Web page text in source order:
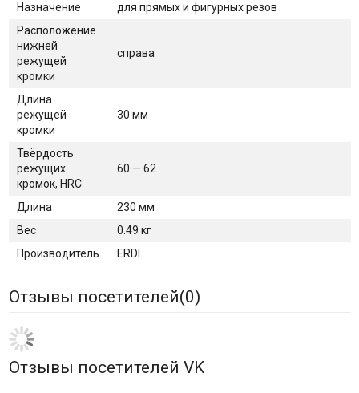
Назначение
для прямых и фигурных резов
Расположение
нижней
режущей
кромки
справа
Длина
режущей
кромки
30 мм
Твёрдость
режущих
кромок, HRC
60 — 62
Длина
230 мм
Вес
0.49 кг
Производитель
ERDI
Отзывы посетителей(0)
Отзывы посетителей VK